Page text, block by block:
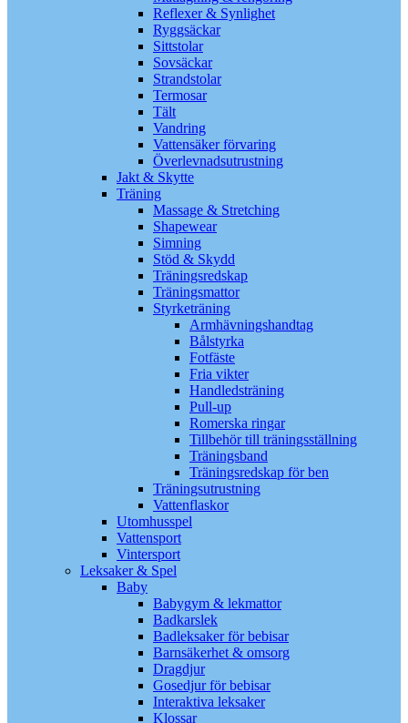
Reflexer & Synlighet
Ryggsäckar
Sittstolar
Sovsäckar
Strandstolar
Termosar
Tält
Vandring
Vattensäker förvaring
Överlevnadsutrustning
Jakt & Skytte
Träning
Massage & Stretching
Shapewear
Simning
Stöd & Skydd
Träningsredskap
Träningsmattor
Styrketräning
Armhävningshandtag
Bålstyrka
Fotfäste
Fria vikter
Handledsträning
Pull-up
Romerska ringar
Tillbehör till träningsställning
Träningsband
Träningsredskap för ben
Träningsutrustning
Vattenflaskor
Utomhusspel
Vattensport
Vintersport
Leksaker & Spel
Baby
Babygym & lekmattor
Badkarslek
Badleksaker för bebisar
Barnsäkerhet & omsorg
Dragdjur
Gosedjur för bebisar
Interaktiva leksaker
Klossar